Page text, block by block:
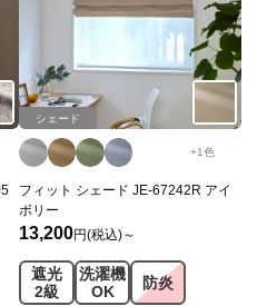
シェード
+1色
フィット シェード JE-67242R アイ
ボリー
13,200円(税込)～
遮光
2級
洗濯機
OK
防炎